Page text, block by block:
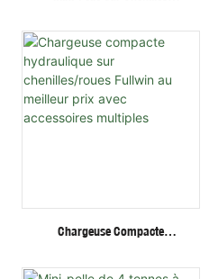
Diesel Silencieux Pour Le
Jardinage
Chargeuse Compacte
Chenilles/roues Fullwin Au